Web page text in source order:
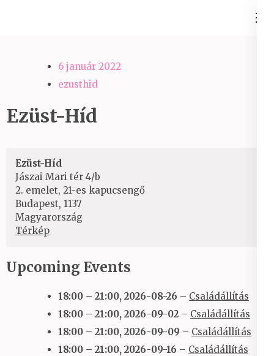
6 január 2022
ezusthid
Ezüst-Híd
Ezüst-Híd
Jászai Mari tér 4/b
2. emelet, 21-es kapucsengő
Budapest, 1137
Magyarország
TérképEzüst-
Upcoming Events
18:00 – 21:00, 2026-08-26 – Családállítás
18:00 – 21:00, 2026-09-02 – Családállítás
18:00 – 21:00, 2026-09-09 – Családállítás
18:00 – 21:00, 2026-09-16 – Családállítás